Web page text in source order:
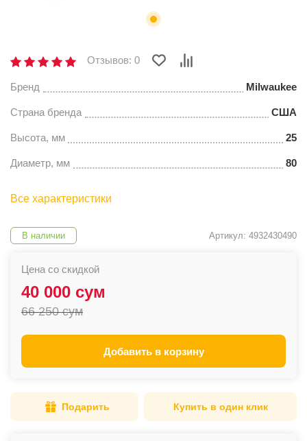
Отзывов: 0
Бренд Milwaukee
Страна бренда США
Высота, мм 25
Диаметр, мм 80
Все характеристики
В наличии Артикул: 4932430490
Цена со скидкой
40 000 сум
66 250 сум
Добавить в корзину
Подарить Купить в один клик